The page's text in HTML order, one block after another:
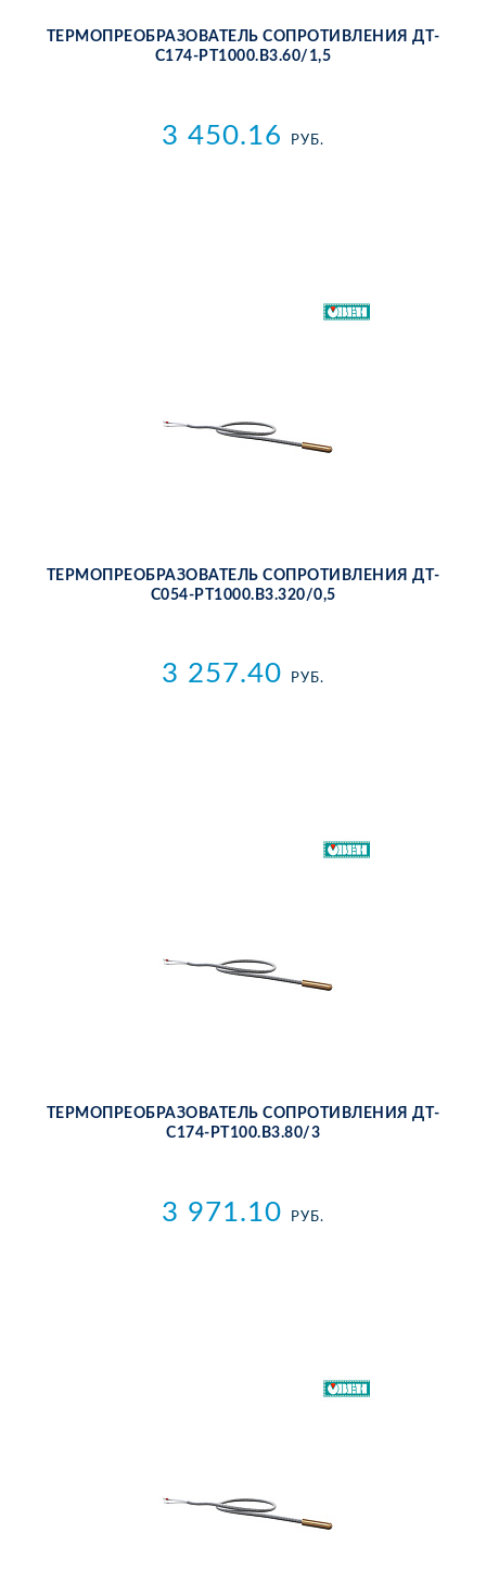
ТЕР­МО­ПРЕ­ОБ­РА­ЗО­ВА­ТЕЛЬ СО­ПРО­ТИВ­ЛЕ­НИЯ ДТ­
С174-РТ1000.В3.60/1,5
3 450.16 РУБ.
ТЕР­МО­ПРЕ­ОБ­РА­ЗО­ВА­ТЕЛЬ СО­ПРО­ТИВ­ЛЕ­НИЯ ДТ­
С054-РТ1000.В3.320/0,5
3 257.40 РУБ.
ТЕР­МО­ПРЕ­ОБ­РА­ЗО­ВА­ТЕЛЬ СО­ПРО­ТИВ­ЛЕ­НИЯ ДТ­
С174-РТ100.В3.80/3
3 971.10 РУБ.